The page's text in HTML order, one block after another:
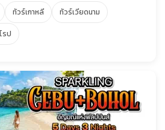
ทัวร์เกาหลี
ทัวร์เวียดนาม
รป